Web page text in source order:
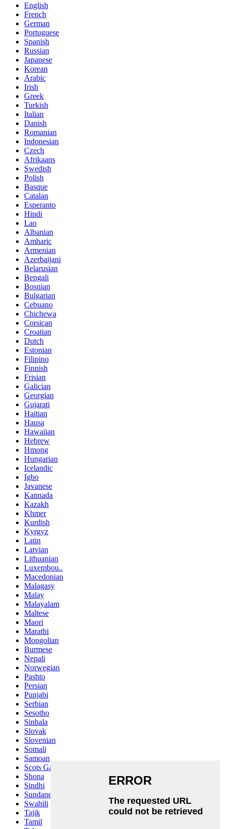
English
French
German
Portuguese
Spanish
Russian
Japanese
Korean
Arabic
Irish
Greek
Turkish
Italian
Danish
Romanian
Indonesian
Czech
Afrikaans
Swedish
Polish
Basque
Catalan
Esperanto
Hindi
Lao
Albanian
Amharic
Armenian
Azerbaijani
Belarusian
Bengali
Bosnian
Bulgarian
Cebuano
Chichewa
Corsican
Croatian
Dutch
Estonian
Filipino
Finnish
Frisian
Galician
Georgian
Gujarati
Haitian
Hausa
Hawaiian
Hebrew
Hmong
Hungarian
Icelandic
Igbo
Javanese
Kannada
Kazakh
Khmer
Kurdish
Kyrgyz
Latin
Latvian
Lithuanian
Luxembou..
Macedonian
Malagasy
Malay
Malayalam
Maltese
Maori
Marathi
Mongolian
Burmese
Nepali
Norwegian
Pashto
Persian
Punjabi
Serbian
Sesotho
Sinhala
Slovak
Slovenian
Somali
Samoan
Scots Gaelic
Shona
Sindhi
Sundanese
Swahili
Tajik
Tamil